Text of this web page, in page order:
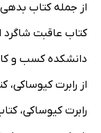
از جمله کتاب
کتاب عاقبت شاگرد
دانشکده کسب و
از رابرت کیوساکی،
رابرت کیوساکی،